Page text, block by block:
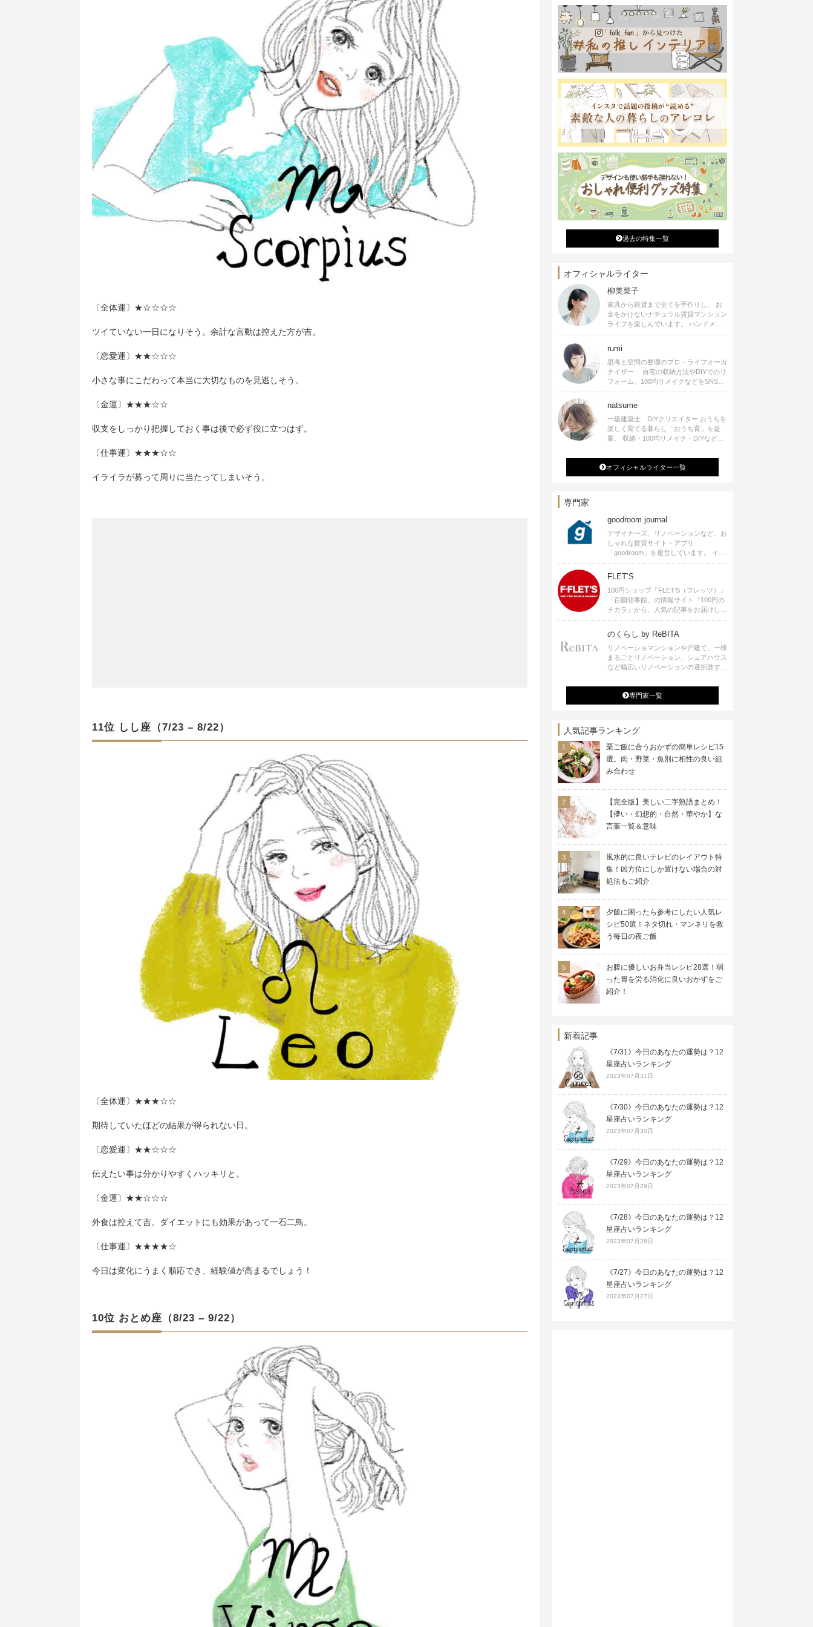
〔全体運〕★☆☆☆☆
ツイていない一日になりそう。余計な言動は控えた方が吉。
〔恋愛運〕★★☆☆☆
小さな事にこだわって本当に大切なものを見逃しそう。
〔金運〕★★★☆☆
収支をしっかり把握しておく事は後で必ず役に立つはず。
〔仕事運〕★★★☆☆
イライラが募って周りに当たってしまいそう。
11位 しし座（7/23 – 8/22）
〔全体運〕★★★☆☆
期待していたほどの結果が得られない日。
〔恋愛運〕★★☆☆☆
伝えたい事は分かりやすくハッキリと。
〔金運〕★★☆☆☆
外食は控えて吉。ダイエットにも効果があって一石二鳥。
〔仕事運〕★★★★☆
今日は変化にうまく順応でき、経験値が高まるでしょう！
10位 おとめ座（8/23 – 9/22）
過去の特集一覧
オフィシャルライター
柳美菜子
家具から雑貨まで全てを手作りし、 お
金をかけないナチュラル賃貸マンション
ライフを楽しんでいます。 ハンドメイ
ド雑貨やインテリアに関する著書も出
ます。
rumi
思考と空間の整理のプロ・ライフオーガ
ナイザー 自宅の収納方法やDIYでのリ
フォーム、100均リメイクなどをSNSで
公開中。 収納やリメイク、インテリア
シピ提供、店舗プロデュース 2016年９
月に宝島社より【Rumiのおうち時間を
楽しむインテリア】を出版しました。
natsume
一級建築士 DIYクリエイター おうちを
楽しく育てる暮らし「おうち育」を提
案。 収納・100均リメイク・DIYなどお
発信中。 著書 なつめさんちの新しい
のになつかしいアンティークな部屋つく
り 雑誌掲載・TV出演・コラム執筆・
オフィシャルライター一覧
専門家
goodroom journal
デザイナーズ、リノベーションなど、お
しゃれな賃貸サイト・アプリ
「goodroom」を運営しています。 イン
テリアや、ひとり暮らし、ふたり暮らし
のアイディアなど、賃貸でも自分らしい
暮らしを楽しむためのヒントをお届けし
ます。
FLET’S
100円ショップ「FLET’S（フレッツ）」
「百圓領事館」の情報サイト『100円の
チカラ』から、人気の記事をお届けしま
す。
のくらし by ReBITA
リノベーショマンションや戸建て、一棟
まるごとリノベーション、シェアハウス
など幅広いリノベーションの選択肢すべ
ジ・シェアスペースなど、「住む」だけ
ではなく「働く」「遊ぶ」「学ぶ」「旅
する」といった領域でも、暮らしや生き
専門家一覧
人気記事ランキング
栗ご飯に合うおかずの簡単レシピ15
選。肉・野菜・魚別に相性の良い組
み合わせ
【完全版】美しい二字熟語まとめ！
【儚い・幻想的・自然・華やか】な
言葉一覧＆意味
風水的に良いテレビのレイアウト特
集！凶方位にしか置けない場合の対
処法もご紹介
夕飯に困ったら参考にしたい人気レ
シピ50選！ネタ切れ・マンネリを救
う毎日の夜ご飯
お腹に優しいお弁当レシピ28選！弱
った胃を労る消化に良いおかずをご
紹介！
新着記事
《7/31》今日のあなたの運勢は？12
星座占いランキング
2023年07月31日
《7/30》今日のあなたの運勢は？12
星座占いランキング
2023年07月30日
《7/29》今日のあなたの運勢は？12
星座占いランキング
2023年07月29日
《7/28》今日のあなたの運勢は？12
星座占いランキング
2023年07月28日
《7/27》今日のあなたの運勢は？12
星座占いランキング
2023年07月27日